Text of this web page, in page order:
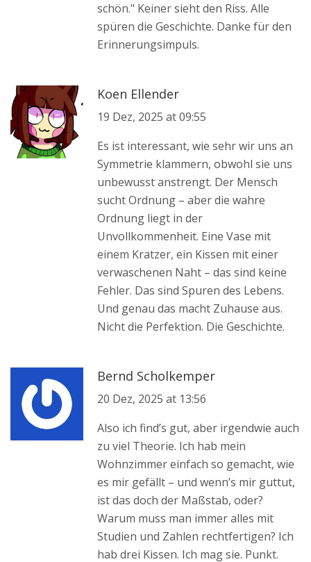
schön." Keiner sieht den Riss. Alle
spüren die Geschichte. Danke für den
Erinnerungsimpuls.
Koen Ellender
19 Dez, 2025 at 09:55
Es ist interessant, wie sehr wir uns an
Symmetrie klammern, obwohl sie uns
unbewusst anstrengt. Der Mensch
sucht Ordnung – aber die wahre
Ordnung liegt in der
Unvollkommenheit. Eine Vase mit
einem Kratzer, ein Kissen mit einer
verwaschenen Naht – das sind keine
Fehler. Das sind Spuren des Lebens.
Und genau das macht Zuhause aus.
Nicht die Perfektion. Die Geschichte.
Bernd Scholkemper
20 Dez, 2025 at 13:56
Also ich find’s gut, aber irgendwie auch
zu viel Theorie. Ich hab mein
Wohnzimmer einfach so gemacht, wie
es mir gefällt – und wenn’s mir guttut,
ist das doch der Maßstab, oder?
Warum muss man immer alles mit
Studien und Zahlen rechtfertigen? Ich
hab drei Kissen. Ich mag sie. Punkt.